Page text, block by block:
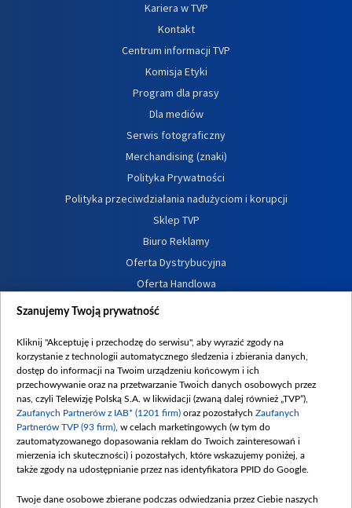
Kariera w TVP
Kontakt
Centrum informacji TVP
Komisja Etyki
Program dla prasy
Dla mediów
Serwis fotograficzny
Merchandising (znaki)
Polityka Prywatności
Polityka przeciwdziałania nadużyciom i korupcji
Sklep TVP
Biuro Reklamy
Oferta Dystrybucyjna
Oferta Handlowa
Dostępność
Procedura zgłoszeń wewnętrznych
Szanujemy Twoją prywatność
Kliknij "Akceptuję i przechodzę do serwisu", aby wyrazić zgody na
korzystanie z technologii automatycznego śledzenia i zbierania danych,
dostęp do informacji na Twoim urządzeniu końcowym i ich
przechowywanie oraz na przetwarzanie Twoich danych osobowych przez
nas, czyli Telewizję Polską S.A. w likwidacji (zwaną dalej również „TVP”),
Zaufanych Partnerów z IAB* (1201 firm) oraz pozostałych Zaufanych
Partnerów TVP (93 firm) , w celach marketingowych (w tym do
zautomatyzowanego dopasowania reklam do Twoich zainteresowań i
mierzenia ich skuteczności) i pozostałych, które wskazujemy poniżej, a
także zgody na udostępnianie przez nas identyfikatora PPID do Google.
Twoje dane osobowe zbierane podczas odwiedzania przez Ciebie naszych